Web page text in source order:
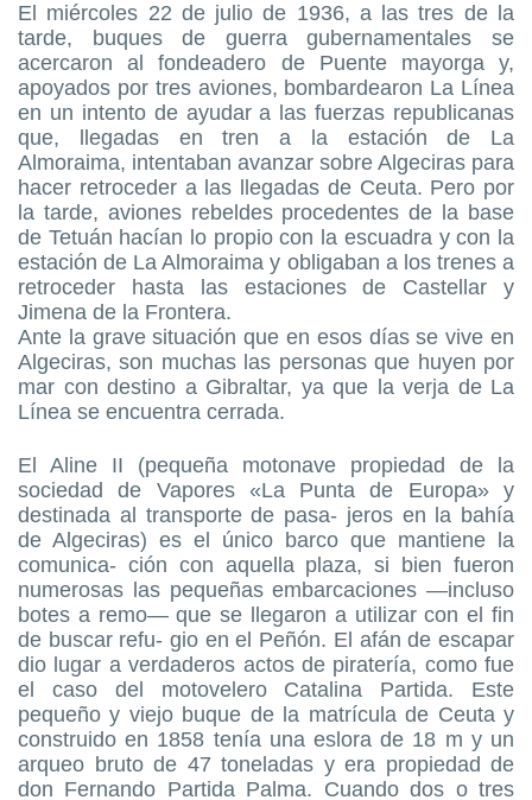
El miércoles 22 de julio de 1936, a las tres de la
tarde, buques de guerra gubernamentales se
acercaron al fondeadero de Puente mayorga y,
apoyados por tres aviones, bombardearon La Línea
en un intento de ayudar a las fuerzas republicanas
que, llegadas en tren a la estación de La
Almoraima, intentaban avanzar sobre Algeciras para
hacer retroceder a las llegadas de Ceuta. Pero por
la tarde, aviones rebeldes procedentes de la base
de Tetuán hacían lo propio con la escuadra y con la
estación de La Almoraima y obligaban a los trenes a
retroceder hasta las estaciones de Castellar y
Jimena de la Frontera.
Ante la grave situación que en esos días se vive en
Algeciras, son muchas las personas que huyen por
mar con destino a Gibraltar, ya que la verja de La
Línea se encuentra cerrada.
El Aline II (pequeña motonave propiedad de la
sociedad de Vapores «La Punta de Europa» y
destinada al transporte de pasa- jeros en la bahía
de Algeciras) es el único barco que mantiene la
comunica- ción con aquella plaza, si bien fueron
numerosas las pequeñas embarcaciones —incluso
botes a remo— que se llegaron a utilizar con el fin
de buscar refu- gio en el Peñón. El afán de escapar
dio lugar a verdaderos actos de piratería, como fue
el caso del motovelero Catalina Partida. Este
pequeño y viejo buque de la matrícula de Ceuta y
construido en 1858 tenía una eslora de 18 m y un
arqueo bruto de 47 toneladas y era propiedad de
don Fernando Partida Palma. Cuando dos o tres